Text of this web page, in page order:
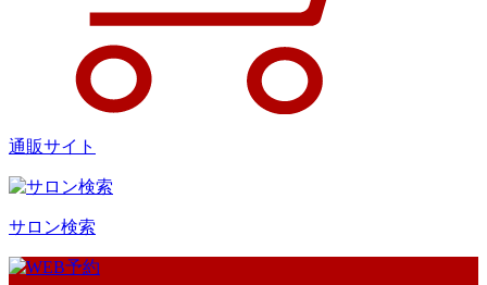
通販サイト
サロン検索